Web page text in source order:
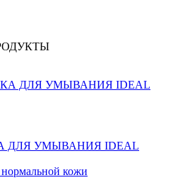
УМЫВАНИЯ IDEAL
кожи